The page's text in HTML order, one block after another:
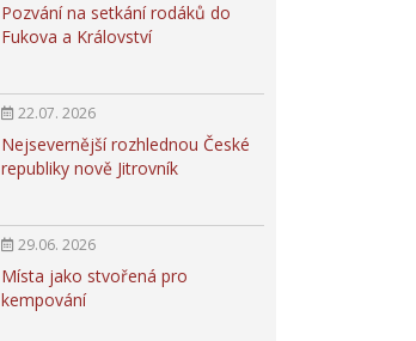
Pozvání na setkání rodáků do
Fukova a Království
22.07. 2026
Nejsevernější rozhlednou České
republiky nově Jitrovník
29.06. 2026
Místa jako stvořená pro
kempování